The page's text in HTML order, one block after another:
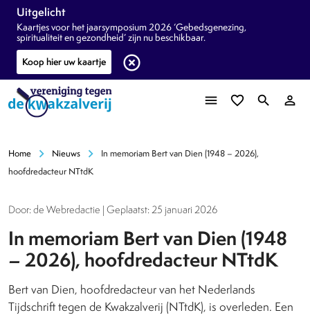
Uitgelicht
Kaartjes voor het jaarsymposium 2026 ‘Gebedsgenezing,
spiritualiteit en gezondheid’ zijn nu beschikbaar.
Koop hier uw kaartje
highlight_off
menu favorite_border search person_outline
Home chevron_right Nieuws chevron_right
In memoriam Bert van Dien (1948 – 2026),
hoofdredacteur NTtdK
Door: de Webredactie | Geplaatst: 25 januari 2026
In memoriam Bert van Dien (1948
– 2026), hoofdredacteur NTtdK
Bert van Dien, hoofdredacteur van het Nederlands
Tijdschrift tegen de Kwakzalverij (NTtdK), is overleden. Een